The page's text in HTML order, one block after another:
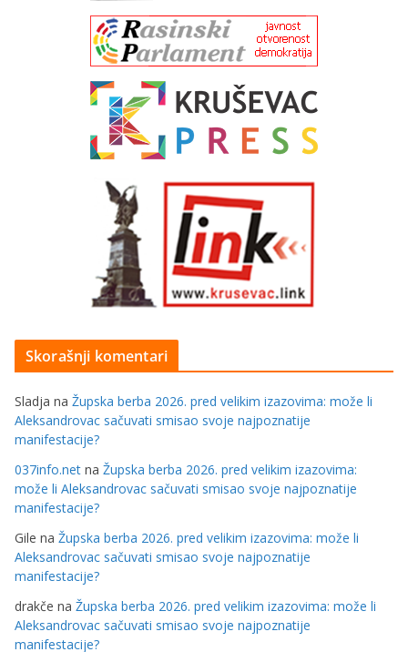
Skorašnji komentari
Sladja na Župska berba 2026. pred velikim izazovima: može li
Aleksandrovac sačuvati smisao svoje najpoznatije
manifestacije?
037info.net na Župska berba 2026. pred velikim izazovima:
može li Aleksandrovac sačuvati smisao svoje najpoznatije
manifestacije?
Gile na Župska berba 2026. pred velikim izazovima: može li
Aleksandrovac sačuvati smisao svoje najpoznatije
manifestacije?
drakče na Župska berba 2026. pred velikim izazovima: može li
Aleksandrovac sačuvati smisao svoje najpoznatije
manifestacije?